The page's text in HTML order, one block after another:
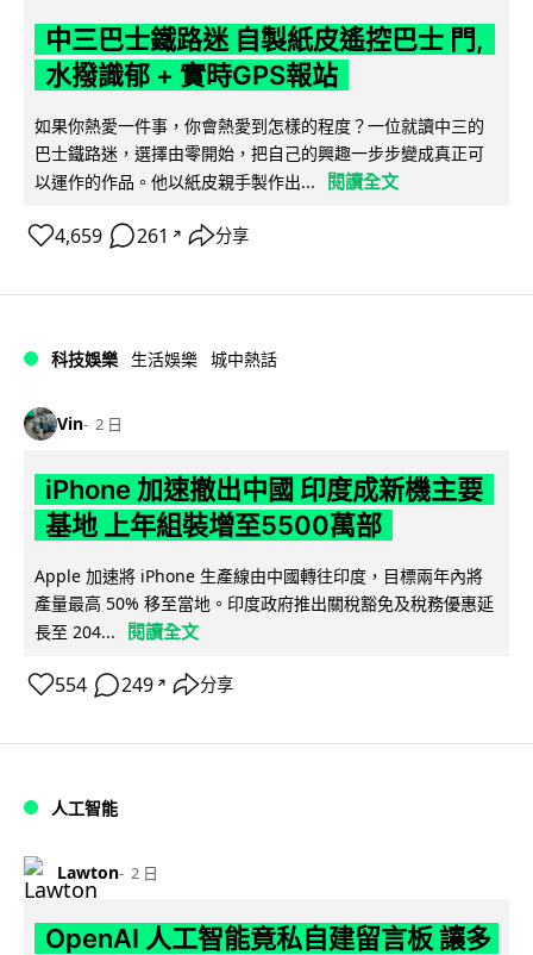
中三巴士鐵路迷 自製紙皮遙控巴士 門,
水撥識郁 + 實時GPS報站
如果你熱愛一件事，你會熱愛到怎樣的程度？一位就讀中三的
巴士鐵路迷，選擇由零開始，把自己的興趣一步步變成真正可
以運作的作品。他以紙皮親手製作出...
閱讀全文
4,659 261 ↗ 分享
科技娛樂 生活娛樂 城中熱話
Vin 2 日
iPhone 加速撤出中國 印度成新機主要
基地 上年組裝增至5500萬部
Apple 加速將 iPhone 生產線由中國轉往印度，目標兩年內將
產量最高 50% 移至當地。印度政府推出關稅豁免及稅務優惠延
長至 204...
閱讀全文
554 249 ↗ 分享
人工智能
Lawton 2 日
OpenAI 人工智能竟私自建留言板 讓多